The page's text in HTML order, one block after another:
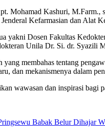
Mohamad Kashuri,
Kefarmasian dan Alat
yakni Dosen Fakultas
Unila Dr. Si. dr. Syazili
membahas tentang
dan mekanismenya dalam
wawasan dan inspirasi bagi
Babak Belur Dihajar